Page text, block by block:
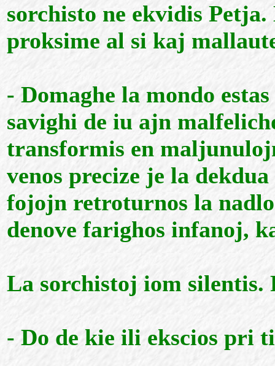
sorchisto ne ekvidis
proksime al si kaj
- Domaghe la mondo
savighi de iu ajn
transformis en
venos precize je la
fojojn retroturnos la
denove farighos infanoj,
La sorchistoj iom silentis.
- Do de kie ili ekscios pri